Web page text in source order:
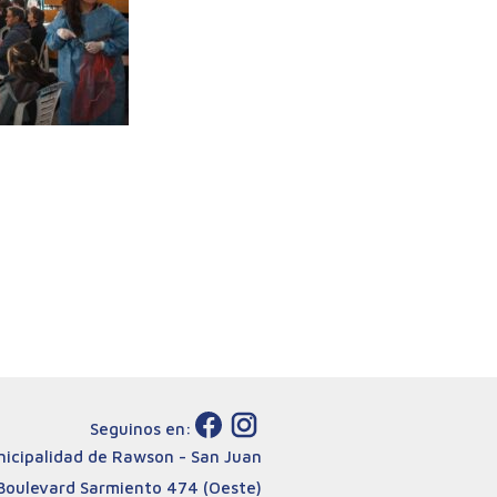
Seguinos en:
de Rawson - San Juan
Sarmiento 474 (Oeste)